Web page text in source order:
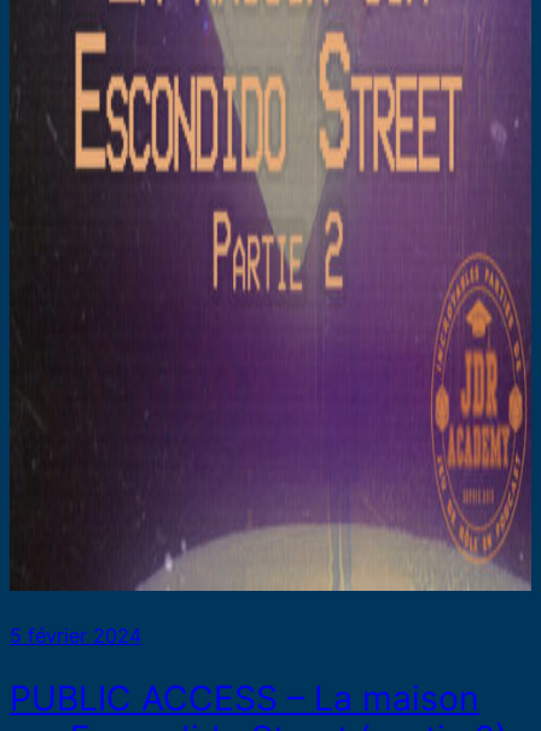
5 février 2024
PUBLIC ACCESS – La maison